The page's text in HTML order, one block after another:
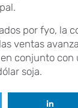
por fyo, la
ventas
conjunto con
soja.